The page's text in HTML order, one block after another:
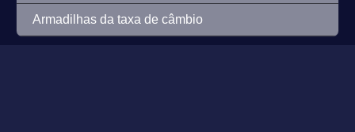
Armadilhas da taxa de câmbio